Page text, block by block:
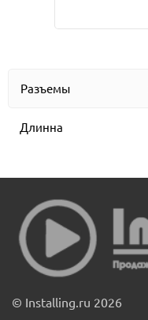
Разъемы
Длинна
© Installing.ru 2026